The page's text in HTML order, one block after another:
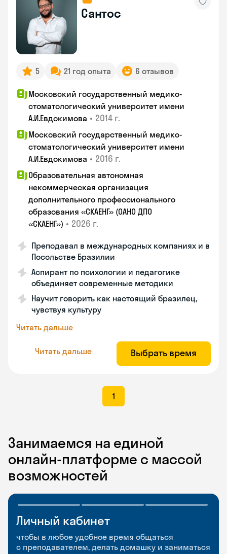
Сантос
5 21 год опыта 6 отзывов
Московский государственный медико-
стоматологический университет имени
А.И.Евдокимова • 2014 г.
Московский государственный медико-
стоматологический университет имени
А.И.Евдокимова • 2016 г.
Образовательная автономная
некоммерческая организация
дополнительного профессионального
образования «СКАЕНГ» (ОАНО ДПО
«СКАЕНГ») • 2026 г.
Преподавал в международных компаниях и в
Посольстве Бразилии
Аспирант по психологии и педагогике
объединяет современные методики
Научит говорить как настоящий бразилец,
чувствуя культуру
Читать дальше
Читать дальше Выбрать время
1
Занимаемся на единой
онлайн-платформе с массой
возможностей
Личный кабинет
чтобы в любое удобное время общаться
с преподавателем, делать домашку и заниматься
Мобильное
приложение
чтобы заниматься и изучать новые слова где
Разговорные клубы
и Talks
Групповые занятия для разговорной практики